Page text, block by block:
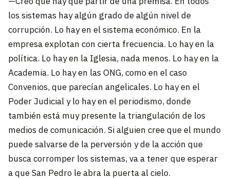
los sistemas hay algún grado de algún nivel de
corrupción. Lo hay en el sistema económico. En la
empresa explotan con cierta frecuencia. Lo hay en la
política. Lo hay en la Iglesia, nada menos. Lo hay en la
Academia. Lo hay en las ONG, como en el caso
Convenios, que parecían angelicales. Lo hay en el
Poder Judicial y lo hay en el periodismo, donde
también está muy presente la triangulación de los
medios de comunicación. Si alguien cree que el mundo
puede salvarse de la perversión y de la acción que
busca corromper los sistemas, va a tener que esperar
a que San Pedro le abra la puerta al cielo.